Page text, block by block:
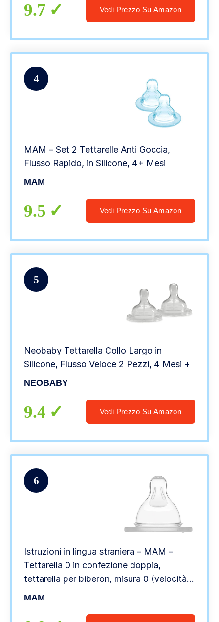
9.7 Vedi Prezzo Su Amazon
4
MAM – Set 2 Tettarelle Anti Goccia,
Flusso Rapido, in Silicone, 4+ Mesi
MAM
9.5 Vedi Prezzo Su Amazon
5
Neobaby Tettarella Collo Largo in
Silicone, Flusso Veloce 2 Pezzi, 4 Mesi +
NEOBABY
9.4 Vedi Prezzo Su Amazon
6
Istruzioni in lingua straniera – MAM –
Tettarella 0 in confezione doppia,
tettarella per biberon, misura 0 (velocità
di flusso lenta), per neonati dalla nascita,
MAM